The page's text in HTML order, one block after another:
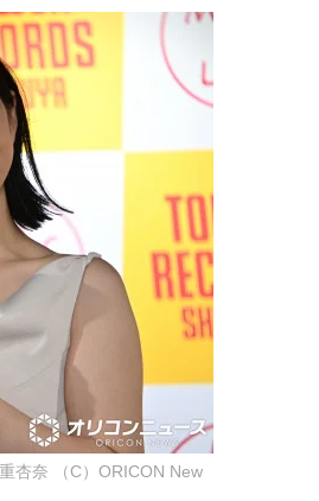
杏奈 （C）ORICON New